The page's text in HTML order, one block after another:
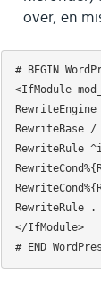
over, en
# BEGIN
<IfModule
RewriteEngine
RewriteBase /
RewriteRule
RewriteRule
</IfModule>